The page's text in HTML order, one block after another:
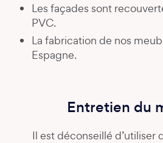
Les façades sont
PVC.
La fabrication de nos
Espagne.
Entretien du
Il est déconseillé d’utiliser